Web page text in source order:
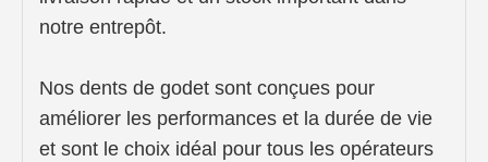
notre entrepôt.
Nos dents de godet sont conçues pour
améliorer les performances et la durée de vie
et sont le choix idéal pour tous les opérateurs